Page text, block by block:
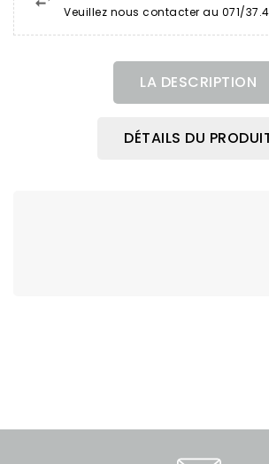
Veuillez nous contacter au 071/
LA DESCRIPTION
DÉTAILS DU